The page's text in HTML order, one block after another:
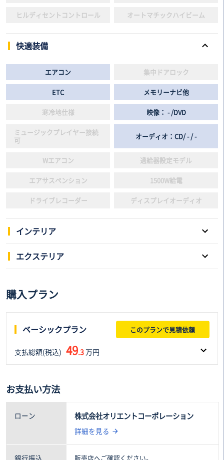
ヒルディセントコントロール オートマチックハイビーム
快適装備
エアコン 集中ドアロック
ETC メモリーナビ他
寒冷地仕様 映像： - /DVD
ミュージックプレイヤー接続
可
オーディオ：CD/ - / -
Wエアコン 過給器設定モデル
エアサスペンション 1500W給電
ドライブレコーダー ディスプレイオーディオ
インテリア
パワーウインドウ
スマートキー 本革シート
3列シート
フルフラットシート 後席モニター
シートヒーター シートエアコン
ウォークスルー
エクステリア
アルミホイール
ジドランプ
エアロパーツ
フロントフォグランプ ルーフレール
購入プラン
ベーシックプラン このプランで見積依頼
支払総額(税込) 49.3万円
42.4万円
お支払い方法
ローン 株式会社オリエントコーポレーション
詳細を見る
銀行振込 販売店へご確認ください。